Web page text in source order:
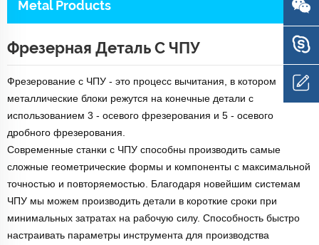
Metal Products
Фрезерная Деталь С ЧПУ
Фрезерование с ЧПУ - это процесс вычитания, в котором
металлические блоки режутся на конечные детали с
использованием 3 - осевого фрезерования и 5 - осевого
дробного фрезерования.
Современные станки с ЧПУ способны производить самые
сложные геометрические формы и компоненты с максимальной
точностью и повторяемостью. Благодаря новейшим системам
ЧПУ мы можем производить детали в короткие сроки при
минимальных затратах на рабочую силу. Способность быстро
настраивать параметры инструмента для производства